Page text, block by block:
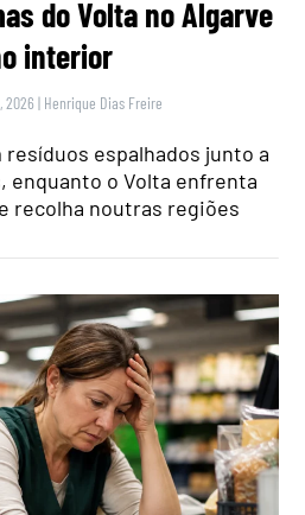
do Volta no Algarve
interior
2026 | Henrique Dias Freire
resíduos espalhados junto a
enquanto o Volta enfrenta
recolha noutras regiões